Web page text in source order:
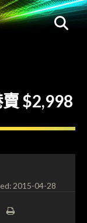
$2,998
2015-04-28